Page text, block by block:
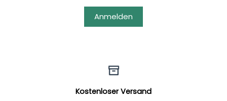
Anmelden
Kostenloser Versand